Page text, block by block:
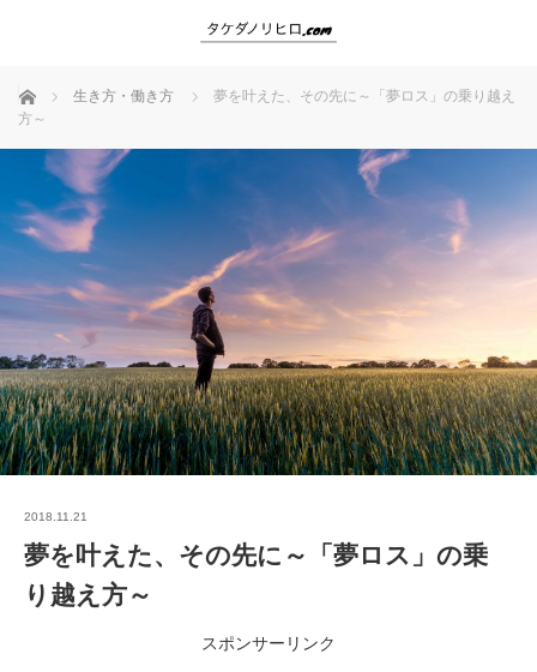
ホーム 生き方・働き方
夢を叶えた、その先に～「夢ロス」の乗り越え
方～
2018.11.21
夢を叶えた、その先に～「夢ロス」の乗
り越え方～
スポンサーリンク